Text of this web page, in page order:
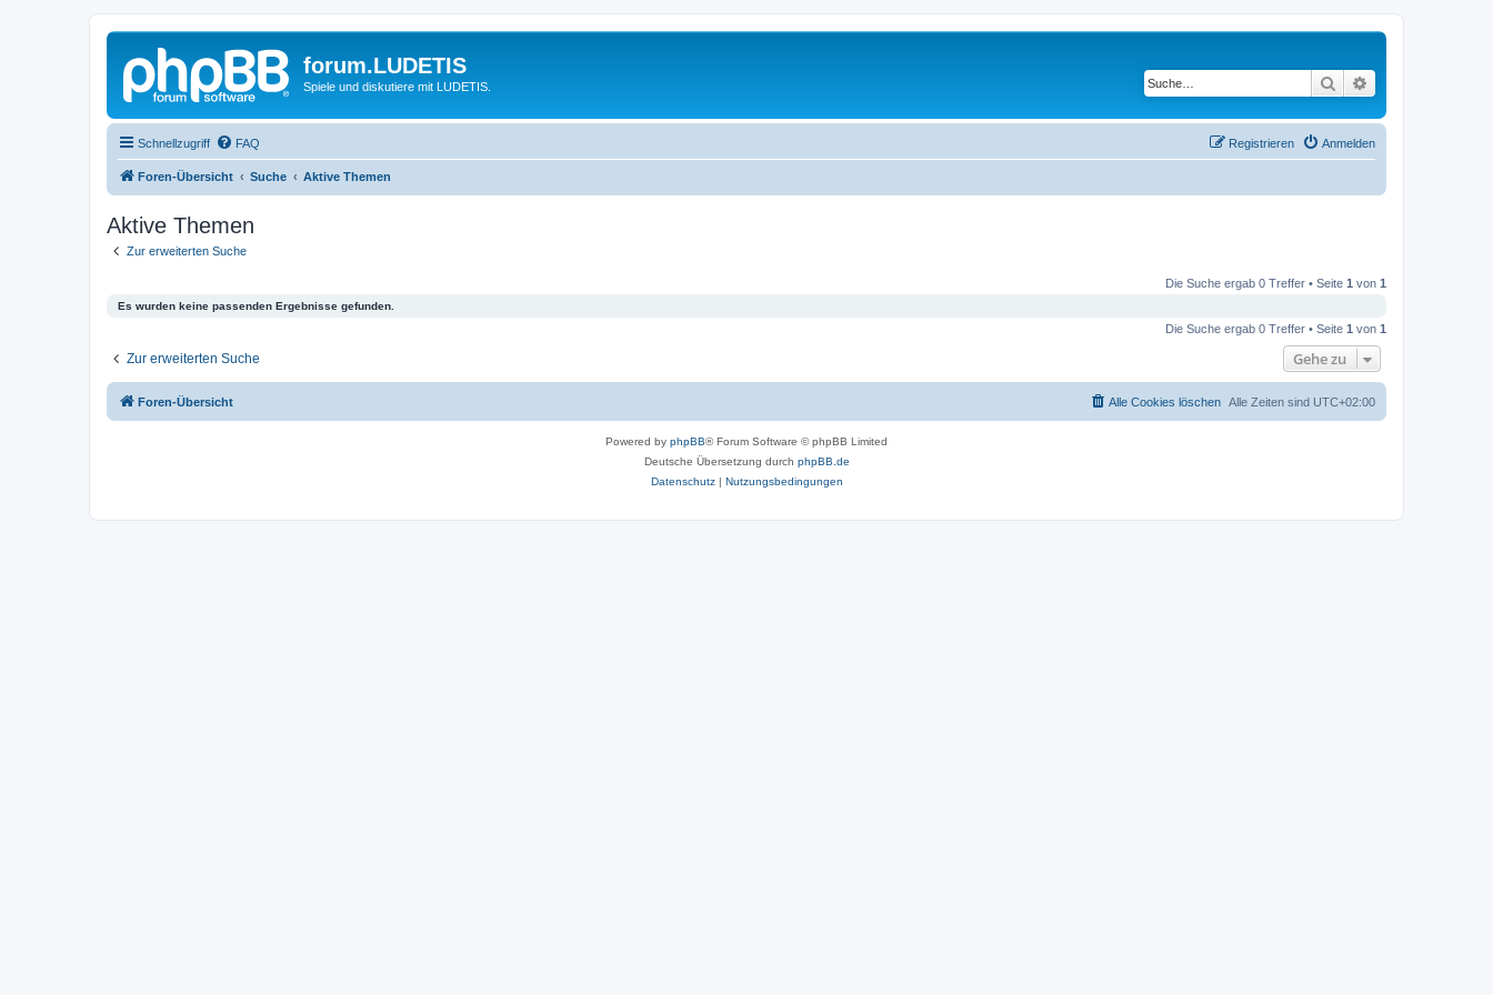
forum.LUDETIS
Spiele und diskutiere mit LUDETIS. Suche
Schnellzugriff FAQ Anmelden
Registrieren
Foren-Übersicht Suche Aktive Themen
Aktive Themen
Zur erweiterten Suche
Die Suche ergab 0 Treffer • Seite 1 von 1
Es wurden keine passenden Ergebnisse gefunden.
Die Suche ergab 0 Treffer • Seite 1 von 1
Zur erweiterten Suche Gehe zu
Foren-Übersicht Alle Zeiten sind UTC+02:00
Alle Cookies löschen
Powered by phpBB® Forum Software © phpBB Limited
Deutsche Übersetzung durch phpBB.de
Datenschutz| Nutzungsbedingungen